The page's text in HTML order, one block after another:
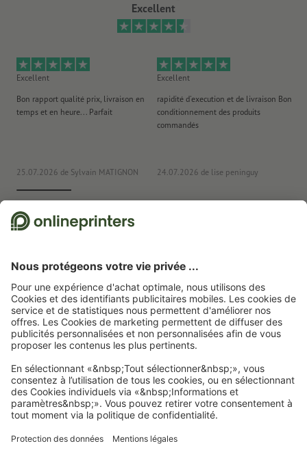
Excellent
Excellent
Bon rapport qualité prix, livraison en
temps et en heure... Parfait
25.07.2026 de Sylvain MATIGNON
Excellent
rapidité d'execution et de livraison Bon
conditionnement des produits
commandés
24.07.2026 de lise peninguy
évaluations. Vous trouvereziciles mesures prises par Trustpilot pour garantir
Page d'accueil Articles publicitaires Bureau
Stylos, crayons et marqueurs
Stylos à bille en métal
Stylo métal Clayton
À propos de nous
15 %